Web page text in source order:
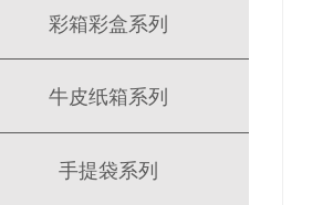
彩箱彩盒系列
牛皮纸箱系列
手提袋系列